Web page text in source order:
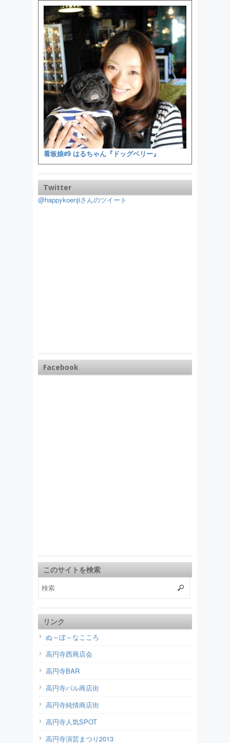
看板娘#9 はるちゃん『ドッグベリー』
Twitter
@happykoenjiさんのツイート
Facebook
このサイトを検索
リンク
ぬ～ぼ～なこころ
高円寺西商店会
高円寺BAR
高円寺パル商店街
高円寺純情商店街
高円寺人気SPOT
高円寺演芸まつり2013